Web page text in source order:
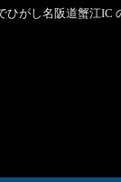
ひがし名阪道蟹江IC